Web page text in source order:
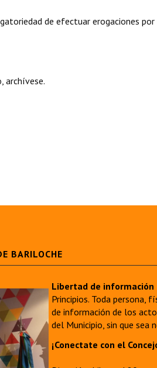
de efectuar erogaciones
archívese.
BARILOCHE
Libertad de información
Principios. Toda persona,
de información de los
del Municipio, sin que sea
¡Conectate con el